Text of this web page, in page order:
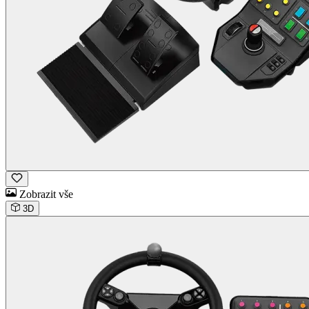
Zobrazit vše
3D